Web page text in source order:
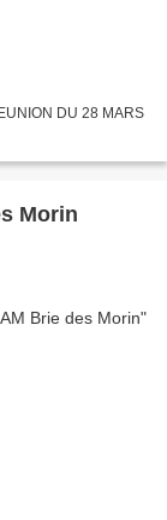
DU 28 MARS
Morin